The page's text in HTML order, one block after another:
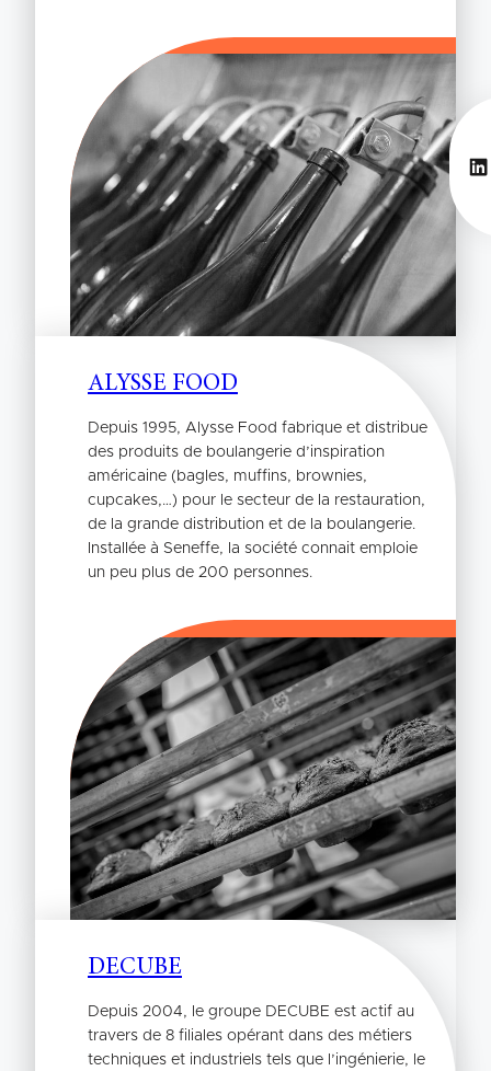
ALYSSE FOOD
Depuis 1995, Alysse Food fabrique et distribue
des produits de boulangerie d’inspiration
américaine (bagles, muffins, brownies,
cupcakes,…) pour le secteur de la restauration,
de la grande distribution et de la boulangerie.
Installée à Seneffe, la société connait emploie
un peu plus de 200 personnes.
DECUBE
Depuis 2004, le groupe DECUBE est actif au
travers de 8 filiales opérant dans des métiers
techniques et industriels tels que l’ingénierie, le